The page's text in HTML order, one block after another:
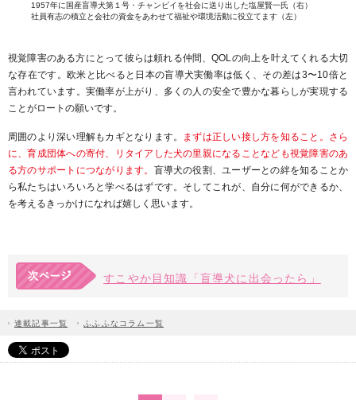
1957年に国産盲導犬第１号・チャンピイを社会に送り出した塩屋賢一氏（右）
社員有志の積立と会社の資金をあわせて福祉や環境活動に役立てます（左）
視覚障害のある方にとって彼らは頼れる仲間、QOLの向上を叶えてくれる大切
な存在です。欧米と比べると日本の盲導犬実働率は低く、その差は3〜10倍と
言われています。実働率が上がり、多くの人の安全で豊かな暮らしが実現する
ことがロートの願いです。
周囲のより深い理解もカギとなります。
まずは正しい接し方を知ること。さら
に、育成団体への寄付、リタイアした犬の里親になることなども視覚障害のあ
る方のサポートにつながります。 盲導犬の役割、ユーザーとの絆を知ることか
ら私たちはいろいろと学べるはずです。そしてこれが、自分に何ができるか、
を考えるきっかけになれば嬉しく思います。
すこやか目知識「盲導犬に出会ったら」
連載記事一覧 ふふふなコラム一覧